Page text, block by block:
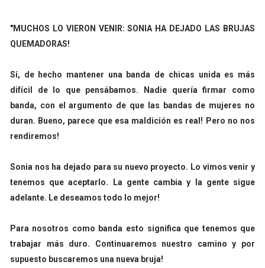
"MUCHOS LO VIERON VENIR: SONIA HA DEJADO LAS BRUJAS
QUEMADORAS!
Sí, de hecho mantener una banda de chicas unida es más
difícil de lo que pensábamos. Nadie quería firmar como
banda, con el argumento de que las bandas de mujeres no
duran. Bueno, parece que esa maldición es real! Pero no nos
rendiremos!
Sonia nos ha dejado para su nuevo proyecto. Lo vimos venir y
tenemos que aceptarlo. La gente cambia y la gente sigue
adelante. Le deseamos todo lo mejor!
Para nosotros como banda esto significa que tenemos que
trabajar más duro. Continuaremos nuestro camino y por
supuesto buscaremos una nueva bruja!